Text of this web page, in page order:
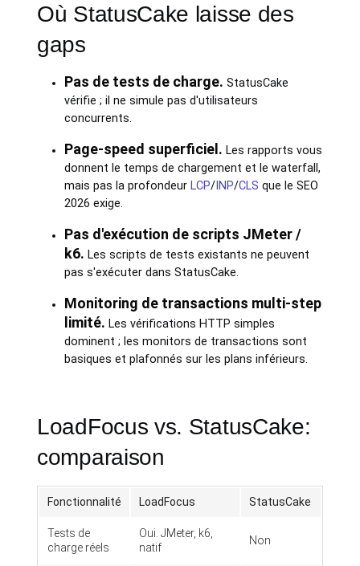
Où StatusCake laisse des
gaps
Pas de tests de charge. StatusCake
vérifie ; il ne simule pas d'utilisateurs
concurrents.
Page-speed superficiel. Les rapports vous
donnent le temps de chargement et le waterfall,
mais pas la profondeur LCP/INP/CLS que le SEO
2026 exige.
Pas d'exécution de scripts JMeter /
k6. Les scripts de tests existants ne peuvent
pas s'exécuter dans StatusCake.
Monitoring de transactions multi-step
limité. Les vérifications HTTP simples
dominent ; les monitors de transactions sont
basiques et plafonnés sur les plans inférieurs.
LoadFocus vs. StatusCake:
comparaison
Fonctionnalité LoadFocus StatusCake
Tests de
charge réels
Oui. JMeter, k6,
natif
Non